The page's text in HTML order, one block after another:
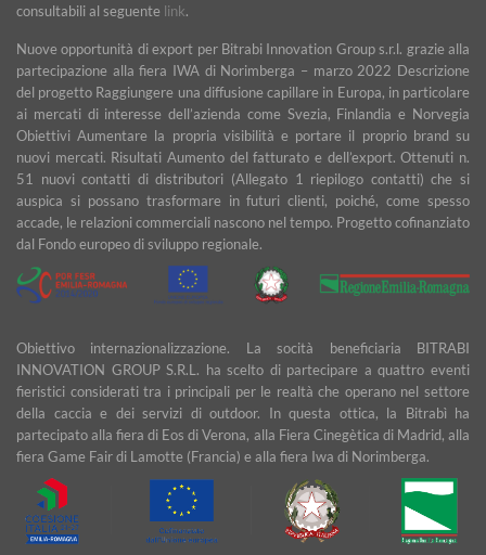
consultabili al seguente link.
Nuove opportunità di export per Bitrabi Innovation Group s.r.l. grazie alla
partecipazione alla fiera IWA di Norimberga – marzo 2022 Descrizione
del progetto Raggiungere una diffusione capillare in Europa, in particolare
ai mercati di interesse dell’azienda come Svezia, Finlandia e Norvegia
Obiettivi Aumentare la propria visibilità e portare il proprio brand su
nuovi mercati. Risultati Aumento del fatturato e dell’export. Ottenuti n.
51 nuovi contatti di distributori (Allegato 1 riepilogo contatti) che si
auspica si possano trasformare in futuri clienti, poiché, come spesso
accade, le relazioni commerciali nascono nel tempo. Progetto cofinanziato
dal Fondo europeo di sviluppo regionale.
Obiettivo internazionalizzazione. La socità beneficiaria BITRABI
INNOVATION GROUP S.R.L. ha scelto di partecipare a quattro eventi
fieristici considerati tra i principali per le realtà che operano nel settore
della caccia e dei servizi di outdoor. In questa ottica, la Bitrabì ha
partecipato alla fiera di Eos di Verona, alla Fiera Cinegètica di Madrid, alla
fiera Game Fair di Lamotte (Francia) e alla fiera Iwa di Norimberga.